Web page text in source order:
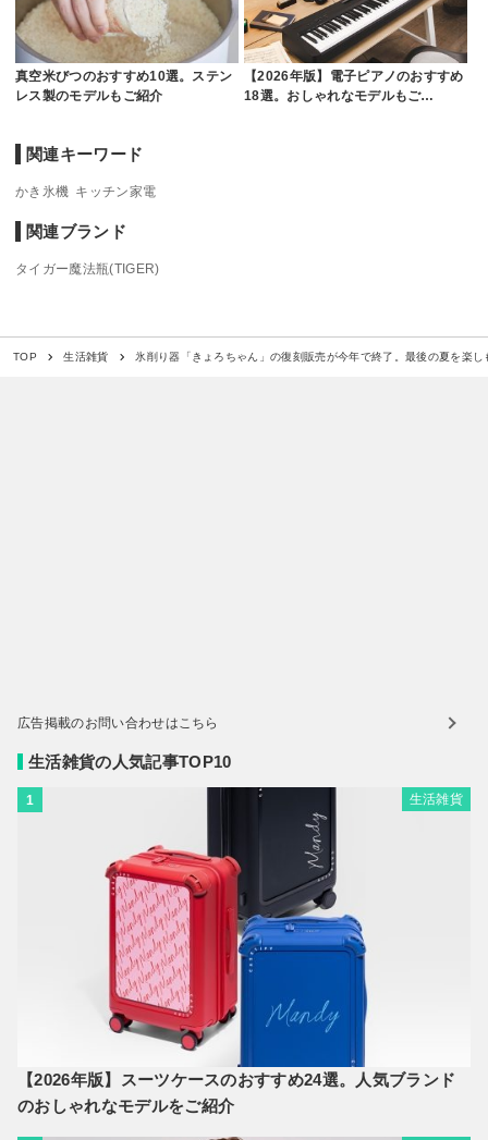
真空米びつのおすすめ10選。ステン
レス製のモデルもご紹介
【2026年版】電子ピアノのおすすめ
18選。おしゃれなモデルもご…
関連キーワード
かき氷機 キッチン家電
関連ブランド
タイガー魔法瓶(TIGER)
TOP 生活雑貨 氷削り器「きょろちゃん」の復刻販売が今年で終了。最後の夏を楽し
広告掲載のお問い合わせはこちら
生活雑貨の人気記事TOP10
1 生活雑貨
【2026年版】スーツケースのおすすめ24選。人気ブランド
のおしゃれなモデルをご紹介